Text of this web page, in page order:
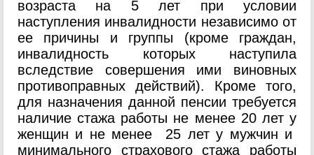
возраста на 5 лет при условии
наступления инвалидности независимо от
ее причины и группы (кроме граждан,
инвалидность которых наступила
вследствие совершения ими виновных
противоправных действий). Кроме того,
для назначения данной пенсии требуется
наличие стажа работы не менее 20 лет у
женщин и не менее 25 лет у мужчин и
минимального страхового стажа работы